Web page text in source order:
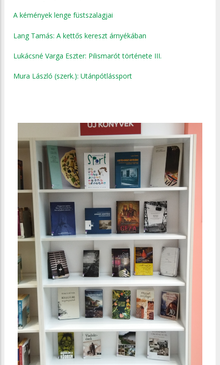
A kémények lenge füstszalagjai
Lang Tamás: A kettős kereszt árnyékában
Lukácsné Varga Eszter: Pilismarót története III.
Mura László (szerk.): Utánpótlássport